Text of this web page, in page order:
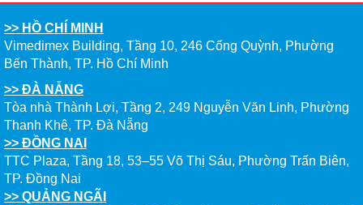
>> HỒ CHÍ MINH
Vimedimex Building, Tầng 10, 246 Cống Quỳnh, Phường
Bến Thành, TP. Hồ Chí Minh
>> ĐÀ NẴNG
Tòa nhà Thành Lợi, Tầng 2, 249 Nguyễn Văn Linh, Phường
Thanh Khê, TP. Đà Nẵng
>> ĐỒNG NAI
TTC Plaza, Tầng 18, 53–55 Võ Thị Sáu, Phường Trấn Biên,
TP. Đồng Nai
>> QUẢNG NGÃI